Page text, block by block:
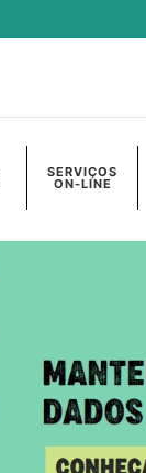
SERVIÇOS
ON-LINE